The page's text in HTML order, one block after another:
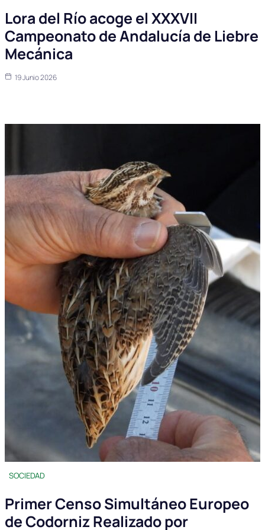
Lora del Río acoge el XXXVII
Campeonato de Andalucía de Liebre
Mecánica
19 Junio 2026
SOCIEDAD
Primer Censo Simultáneo Europeo
de Codorniz Realizado por